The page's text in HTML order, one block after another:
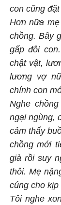
con cũng
Hơn nữa
chồng. Bây
gấp đôi
chật vật,
lương vợ
chính con
Nghe
ngại ngùng,
cảm thấy
chồng mới
già rồi suy
thôi. Mẹ
cúng cho kịp
Tôi nghe